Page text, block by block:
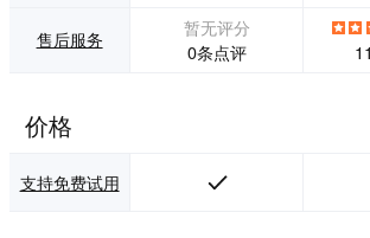
售后服务
暂无评分
0条点评
价格
支持免费试用